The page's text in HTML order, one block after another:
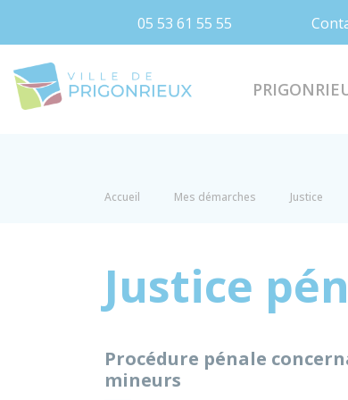
05 53 61 55 55
Accueil Mes démarches Justice
Justice
Procédure pénale
mineurs